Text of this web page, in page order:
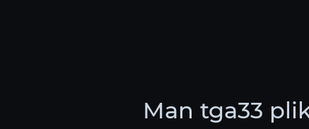
Man tga33